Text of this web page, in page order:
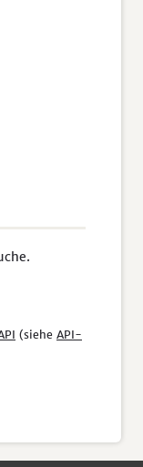
(siehe API-